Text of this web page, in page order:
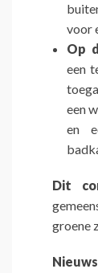
voor
Op
een
een
en
Dit
groene